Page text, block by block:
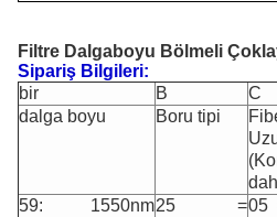
Filtre Dalgaboyu Bölmeli
Sipariş Bilgileri:
bir
B C
dalga boyu
Boru tipi
59: 1550nm25 =05